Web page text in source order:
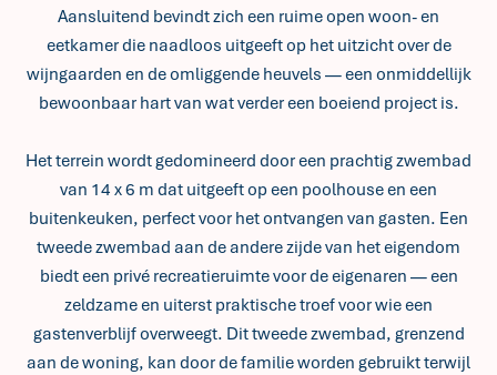
Aansluitend bevindt zich een ruime open woon- en
eetkamer die naadloos uitgeeft op het uitzicht over de
wijngaarden en de omliggende heuvels — een onmiddellijk
bewoonbaar hart van wat verder een boeiend project is.
Het terrein wordt gedomineerd door een prachtig zwembad
van 14 x 6 m dat uitgeeft op een poolhouse en een
buitenkeuken, perfect voor het ontvangen van gasten. Een
tweede zwembad aan de andere zijde van het eigendom
biedt een privé recreatieruimte voor de eigenaren — een
zeldzame en uiterst praktische troef voor wie een
gastenverblijf overweegt. Dit tweede zwembad, grenzend
aan de woning, kan door de familie worden gebruikt terwijl